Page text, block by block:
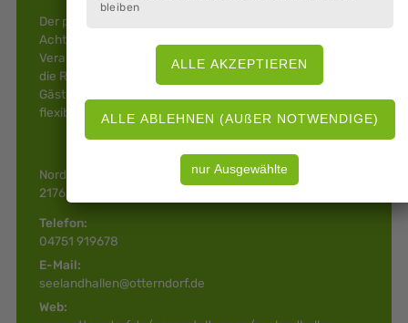
bleiben
Der passende Ort - für jeden Anlass Die Seelandhallen
Achtern Diek stehen für private und betriebliche
Veranstaltungen jeglicher Art zur Verfügung. Dabei sind
die Räume so individuell wie die Ideen und Wünsche der
Gäste, denn das Raumkonzept und die Bestuhlung sind
flexibel, anpassbar.
Norderteiler Weg 2 a
21762 Otterndorf
Telefon:
04751 919678
E-Mail:
seelandhallen@otterndorf.de
Web: